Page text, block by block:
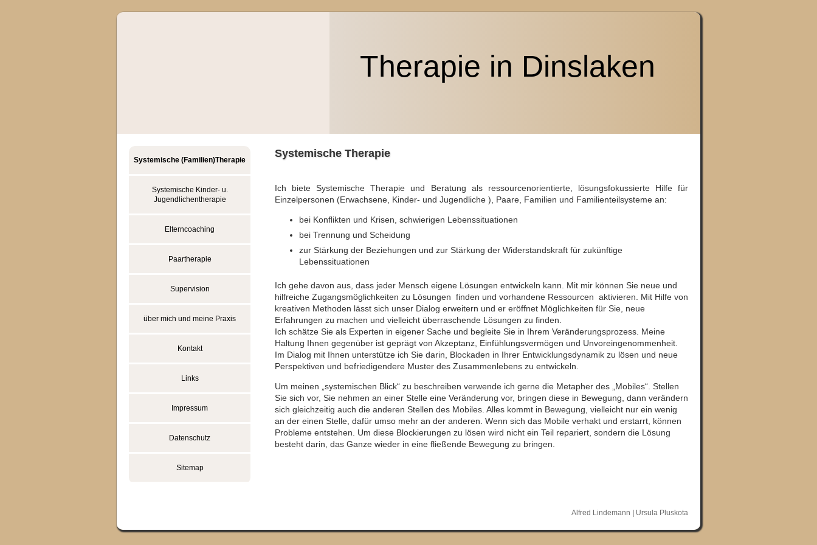
Therapie in Dinslaken
Systemische (Familien)Therapie
Systemische Kinder- u.
Jugendlichentherapie
Elterncoaching
Paartherapie
Supervision
über mich und meine Praxis
Kontakt
Links
Impressum
Datenschutz
Sitemap
Systemische Therapie
Ich biete Systemische Therapie und Beratung als ressourcenorientierte, lösungsfokussierte Hilfe für
Einzelpersonen (Erwachsene, Kinder- und Jugendliche ), Paare, Familien und Familienteilsysteme an:
bei Konflikten und Krisen, schwierigen Lebenssituationen
bei Trennung und Scheidung
zur Stärkung der Beziehungen und zur Stärkung der Widerstandskraft für zukünftige
Lebenssituationen
Ich gehe davon aus, dass jeder Mensch eigene Lösungen entwickeln kann. Mit mir können Sie neue und
hilfreiche Zugangsmöglichkeiten zu Lösungen finden und vorhandene Ressourcen aktivieren. Mit Hilfe von
kreativen Methoden lässt sich unser Dialog erweitern und er eröffnet Möglichkeiten für Sie, neue
Erfahrungen zu machen und vielleicht überraschende Lösungen zu finden.
Ich schätze Sie als Experten in eigener Sache und begleite Sie in Ihrem Veränderungsprozess. Meine
Haltung Ihnen gegenüber ist geprägt von Akzeptanz, Einfühlungsvermögen und Unvoreingenommenheit.
Im Dialog mit Ihnen unterstütze ich Sie darin, Blockaden in Ihrer Entwicklungsdynamik zu lösen und neue
Perspektiven und befriedigendere Muster des Zusammenlebens zu entwickeln.
Um meinen „systemischen Blick“ zu beschreiben verwende ich gerne die Metapher des „Mobiles“. Stellen
Sie sich vor, Sie nehmen an einer Stelle eine Veränderung vor, bringen diese in Bewegung, dann verändern
sich gleichzeitig auch die anderen Stellen des Mobiles. Alles kommt in Bewegung, vielleicht nur ein wenig
an der einen Stelle, dafür umso mehr an der anderen. Wenn sich das Mobile verhakt und erstarrt, können
Probleme entstehen. Um diese Blockierungen zu lösen wird nicht ein Teil repariert, sondern die Lösung
besteht darin, das Ganze wieder in eine fließende Bewegung zu bringen.
Alfred Lindemann Ursula Pluskota